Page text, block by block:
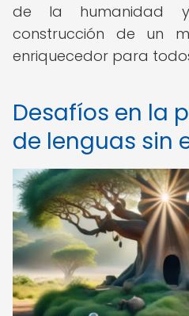
de la humanidad
construcción de un
enriquecedor para
Desafíos en la
de lenguas sin